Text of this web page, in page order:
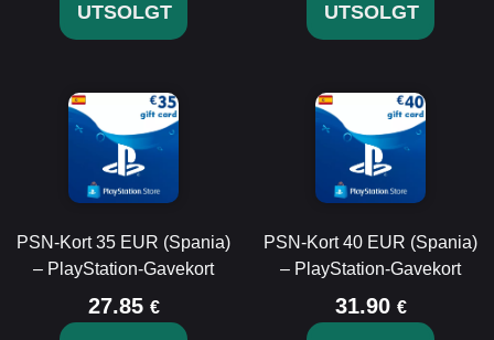
UTSOLGT UTSOLGT
PSN-Kort 35 EUR (Spania)
– PlayStation-Gavekort
27.85 €
PSN-Kort 40 EUR (Spania)
– PlayStation-Gavekort
31.90 €